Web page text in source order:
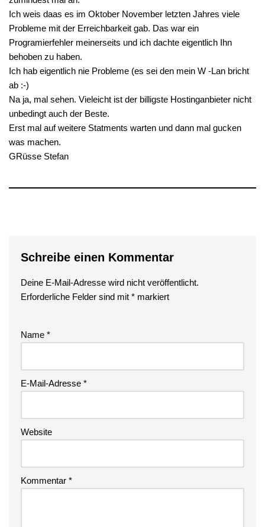
Ich weis daas es im Oktober November letzten Jahres viele
Probleme mit der Erreichbarkeit gab. Das war ein
Programierfehler meinerseits und ich dachte eigentlich Ihn
behoben zu haben.
Ich hab eigentlich nie Probleme (es sei den mein W -Lan bricht
ab :-)
Na ja, mal sehen. Vieleicht ist der billigste Hostinganbieter nicht
unbedingt auch der Beste.
Erst mal auf weitere Statments warten und dann mal gucken
was machen.
GRüsse Stefan
Schreibe einen Kommentar
Deine E-Mail-Adresse wird nicht veröffentlicht.
Erforderliche Felder sind mit * markiert
Name *
E-Mail-Adresse *
Website
Kommentar *